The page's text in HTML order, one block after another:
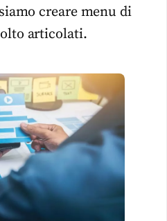
creare menu di
articolati.